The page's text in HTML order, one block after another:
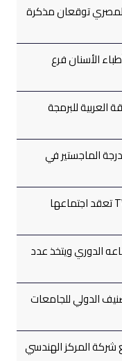
توقعان مذكرة
الأسنان فرع
للبرمجة
الماجستير في
اللجنة التوجيهية لمشروع TVETCQ تعقد اجتماعها
الدوري ويتخذ عدد
الدولي للجامعات
المركز الهندسي